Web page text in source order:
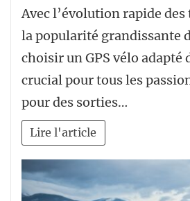
Avec l’évolution rapide
la popularité grandissante
choisir un GPS vélo adapté
crucial pour tous les
pour des sorties…
Lire l'article